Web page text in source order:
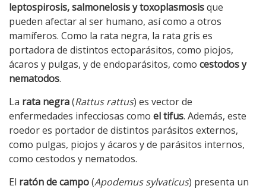
leptospirosis, salmonelosis y toxoplasmosisque
pueden afectar al ser humano, así como a otros
mamíferos. Como la rata negra, la rata gris es
portadora de distintos ectoparásitos, como piojos,
ácaros y pulgas, y de endoparásitos, como cestodos y
nematodos.
La rata negra(Rattus rattus) es vector de
enfermedades infecciosas como el tifus. Además, este
roedor es portador de distintos parásitos externos,
como pulgas, piojos y ácaros y de parásitos internos,
como cestodos y nematodos.
El ratón de campo(Apodemus sylvaticus) presenta un